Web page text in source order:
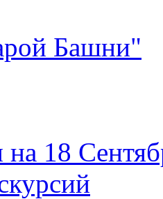
Башни"
на 18